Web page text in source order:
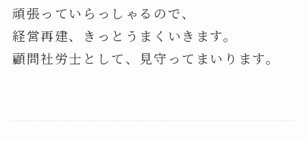
頑張っていらっしゃるので、
経営再建、きっとうまくいきます。
顧問社労士として、見守ってまいります。